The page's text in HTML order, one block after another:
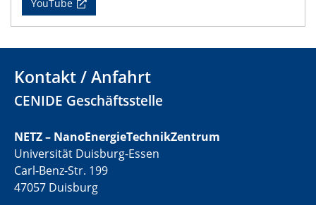
GDCh Kolloquium
29.07.2025
Colloquium IMPR SusMet
challenges for a successful circular economy
05.08.2025
Colloquia Series on Sustainable Metallurgy
Towards a Sustainable Future: EU Safe and Sustainable
YouTube
Kontakt / Anfahrt
CENIDE Geschäftsstelle
NETZ – NanoEnergieTechnikZentrum
Universität Duisburg-Essen
Carl-Benz-Str. 199
47057 Duisburg